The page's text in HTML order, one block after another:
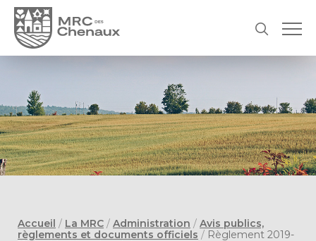
Accueil / La MRC / Administration / Avis publics,
règlements et documents officiels / Règlement 2019-